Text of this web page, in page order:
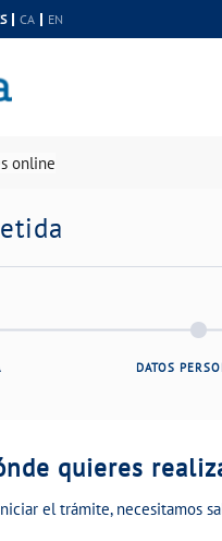
CA EN
online
DATOS
quieres
el trámite, necesitamos